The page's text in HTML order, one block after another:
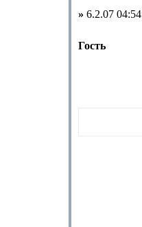
» 6.2.07 04:54
Гость